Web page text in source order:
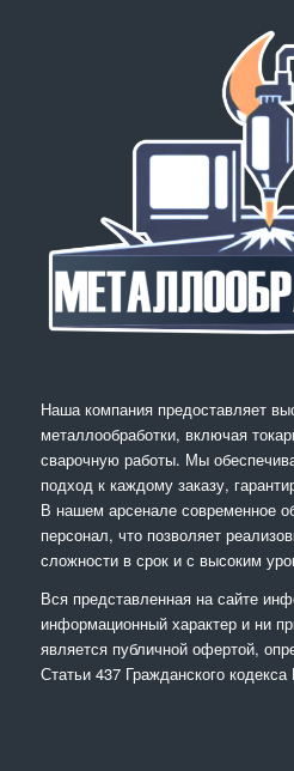
Наша компания предоставляет
металлообработки, включая
сварочную работы. Мы
подход к каждому заказу,
В нашем арсенале современное
персонал, что позволяет
сложности в срок и с высоким
Вся представленная на сайте
информационный характер и ни
является публичной офертой,
Статьи 437 Гражданского